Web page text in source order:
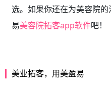
选。如果你还在为美容院
易美容院拓客app软件吧！
美业拓客，用美盈易